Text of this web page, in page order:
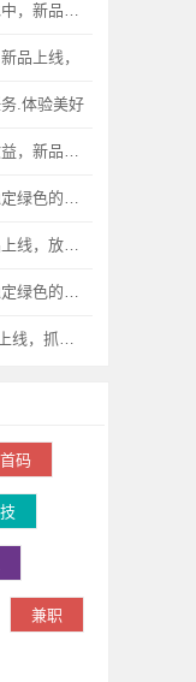
古文盒子，零撸广赚，保底收益，放水中，新品上线，
品上线，
.体验美好
指尖有金，零撸广赚，放水中，保底收益，新品上线，
发财稳定视频号小红书点赞，全网最稳定绿色的项目，小红书启动
禾河出品，零撸广赚，保底收益，新品上线，放水中
发财稳定视频号小红书点赞，全网最稳定绿色的项目，小红书启动
可乐帮，零撸V投票，收益保底，新品上线，抓紧上车，
码
兼职